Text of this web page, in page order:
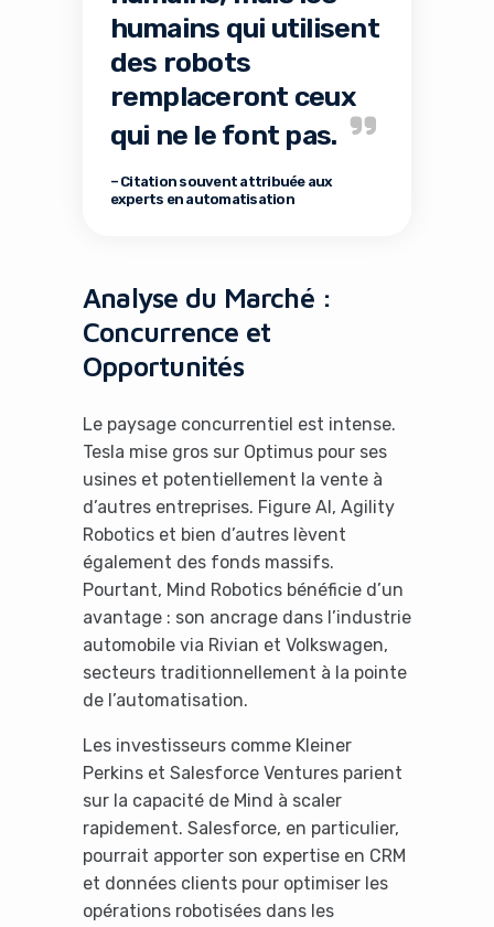
humains qui utilisent
des robots
remplaceront ceux
qui ne le font pas.
– Citation souvent attribuée aux
experts en automatisation
Analyse du Marché :
Concurrence et
Opportunités
Le paysage concurrentiel est intense.
Tesla mise gros sur Optimus pour ses
usines et potentiellement la vente à
d’autres entreprises. Figure AI, Agility
Robotics et bien d’autres lèvent
également des fonds massifs.
Pourtant, Mind Robotics bénéficie d’un
avantage : son ancrage dans l’industrie
automobile via Rivian et Volkswagen,
secteurs traditionnellement à la pointe
de l’automatisation.
Les investisseurs comme Kleiner
Perkins et Salesforce Ventures parient
sur la capacité de Mind à scaler
rapidement. Salesforce, en particulier,
pourrait apporter son expertise en CRM
et données clients pour optimiser les
opérations robotisées dans les